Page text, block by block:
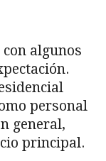
algunos
personal
general,
principal.